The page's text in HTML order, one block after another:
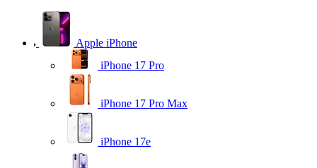
Apple iPhone
iPhone 17 Pro
iPhone 17 Pro Max
iPhone 17e